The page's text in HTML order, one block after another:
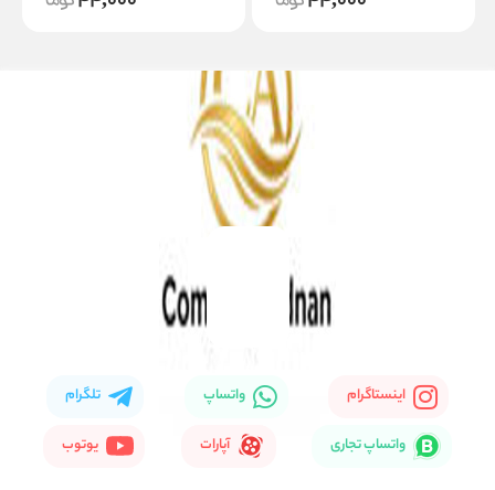
اینستاگرام واتساپ تلگرام
واتساپ تجاری آپارات یوتوب